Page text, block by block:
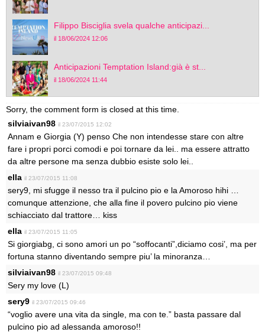
Filippo Bisciglia svela qualche anticipazi...
il 18/06/2024 12:06
Anticipazioni Temptation Island:già è st...
il 18/06/2024 11:44
Sorry, the comment form is closed at this time.
silviaivan98 il 23/07/2015 12:02
Annam e Giorgia (Y) penso Che non intendesse stare con altre
fare i propri porci comodi e poi tornare da lei.. ma essere attratto
da altre persone ma senza dubbio esiste solo lei..
ella il 23/07/2015 11:08
sery9, mi sfugge il nesso tra il pulcino pio e la Amoroso hihi …
comunque attenzione, che alla fine il povero pulcino pio viene
schiacciato dal trattore… kiss
ella il 23/07/2015 11:05
Si giorgiabg, ci sono amori un po “soffocanti”,diciamo cosi’, ma per
fortuna stanno diventando sempre piu’ la minoranza…
silviaivan98 il 23/07/2015 09:48
Sery my love (L)
sery9 il 23/07/2015 09:46
“voglio avere una vita da single, ma con te.” basta passare dal
pulcino pio ad alessanda amoroso!!